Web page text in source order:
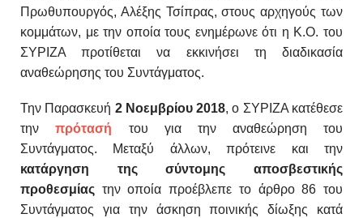
Πρωθυπουργός, Αλέξης Τσίπρας, στους αρχηγούς των
κομμάτων, με την οποία τους ενημέρωνε ότι η Κ.Ο. του
ΣΥΡΙΖΑ προτίθεται να εκκινήσει τη διαδικασία
αναθεώρησης του Συντάγματος.
Την Παρασκευή 2 Νοεμβρίου 2018, ο ΣΥΡΙΖΑ κατέθεσε
την πρότασή
του για την αναθεώρηση του
Συντάγματος. Μεταξύ άλλων, πρότεινε και την
κατάργηση της σύντομης αποσβεστικής
προθεσμίας την οποία προέβλεπε το άρθρο 86 του
Συντάγματος για την άσκηση ποινικής δίωξης κατά